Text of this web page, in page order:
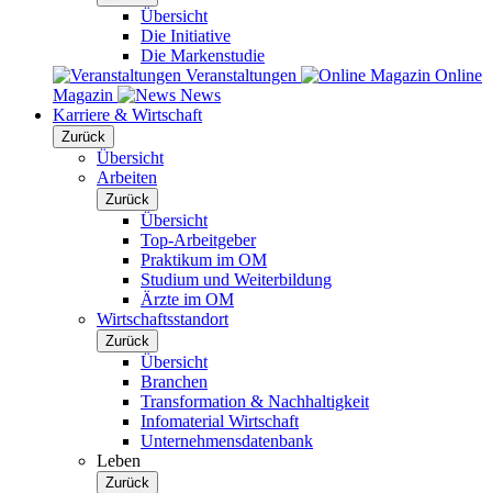
Übersicht
Die Initiative
Die Markenstudie
Veranstaltungen
Online
Magazin
News
Karriere & Wirtschaft
Zurück
Übersicht
Arbeiten
Zurück
Übersicht
Top-Arbeitgeber
Praktikum im OM
Studium und Weiterbildung
Ärzte im OM
Wirtschaftsstandort
Zurück
Übersicht
Branchen
Transformation & Nachhaltigkeit
Infomaterial Wirtschaft
Unternehmensdatenbank
Leben
Zurück